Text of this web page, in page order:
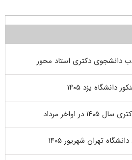
دانشجوی دکتری استاد محور
دانشگاه یزد ۱۴۰۵
اواخر مرداد
تهران شهریور ۱۴۰۵